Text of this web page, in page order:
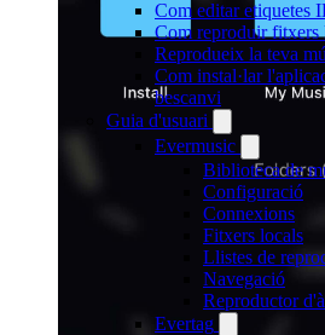
Com editar etiquetes
Com reproduir fitxers
Reprodueix la teva
Com instal·lar
bescanvi
Guia d'usuari
Evermusic
Biblioteca de
Configuració
Connexions
Fitxers locals
Llistes de
Navegació
Reproductor
Evertag